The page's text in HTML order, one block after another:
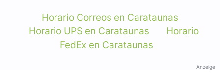
Horario Correos en Carataunas
Horario UPS en Carataunas
Horario
FedEx en Carataunas
Anzeige